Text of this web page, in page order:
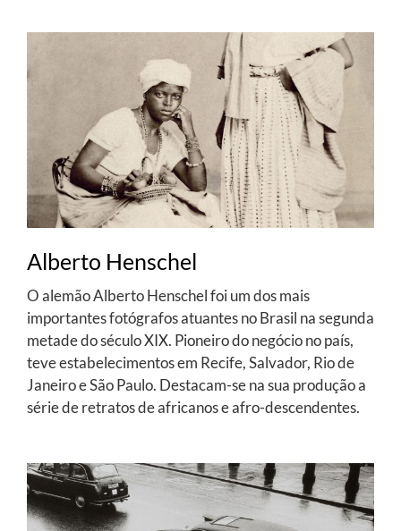
Alberto Henschel
O alemão Alberto Henschel foi um dos mais
importantes fotógrafos atuantes no Brasil na segunda
metade do século XIX. Pioneiro do negócio no país,
teve estabelecimentos em Recife, Salvador, Rio de
Janeiro e São Paulo. Destacam-se na sua produção a
série de retratos de africanos e afro-descendentes.